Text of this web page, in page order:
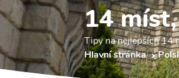
14
Tipy na nejlepších 14
Hlavní stránka